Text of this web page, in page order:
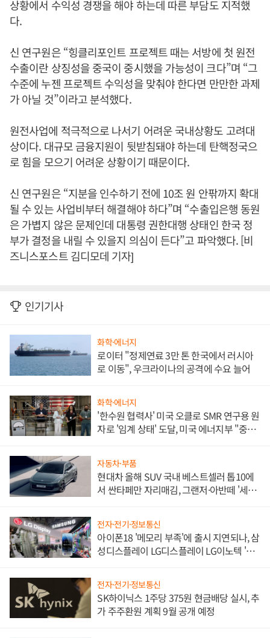
상황에서 수익성 경쟁을 해야 하는데 따른 부담도 지적했
다.
신 연구원은 “힝클리포인트 프로젝트 때는 서방에 첫 원전
수출이란 상징성을 중국이 중시했을 가능성이 크다”며 “그
수준에 누젠 프로젝트 수익성을 맞춰야 한다면 만만한 과제
가 아닐 것”이라고 분석했다.
원전사업에 적극적으로 나서기 어려운 국내상황도 고려대
상이다. 대규모 금융지원이 뒷받침돼야 하는데 탄핵정국으
로 힘을 모으기 어려운 상황이기 때문이다.
신 연구원은 “지분을 인수하기 전에 10조 원 안팎까지 확대
될 수 있는 사업비부터 해결해야 하다”며 “수출입은행 동원
은 가볍지 않은 문제인데 대통령 권한대행 상태인 한국 정
부가 결정을 내릴 수 있을지 의심이 든다”고 파악했다. [비
즈니스포스트 김디모데 기자]
인기기사
화학·에너지
로이터 "정제연료 3만 톤 한국에서 러시아
로 이동", 우크라이나의 공격에 수요 늘어
화학·에너지
'한수원 협력사' 미국 오클로 SMR 연구용 원
자로 '임계 상태' 도달, 미국 에너지부 "중요
자동차·부품
현대차 올해 SUV 국내 베스트셀러 톱10에
서 싼타페만 자리매김, 그랜저·아반떼 '세단
전자·전기·정보통신
아이폰18 '메모리 부족'에 출시 지연되나, 삼
성디스플레이 LG디스플레이 LG이노텍 '탈
전자·전기·정보통신
SK하이닉스 1주당 375원 현금배당 실시, 추
가 주주환원 계획 9월 공개 예정